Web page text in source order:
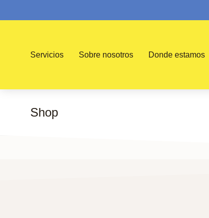
Servicios Sobre nosotros Donde estamos
Shop